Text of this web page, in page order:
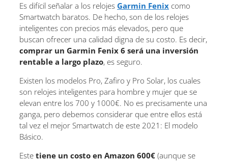
Es difícil señalar a los relojes Garmin Fenix como
Smartwatch baratos. De hecho, son de los relojes
inteligentes con precios más elevados, pero que
buscan ofrecer una calidad digna de su costo. Es decir,
comprar un Garmin Fenix 6 será una inversión
rentable a largo plazo, es seguro.
Existen los modelos Pro, Zafiro y Pro Solar, los cuales
son relojes inteligentes para hombre y mujer que se
elevan entre los 700 y 1000€. No es precisamente una
ganga, pero debemos considerar que entre ellos está
tal vez el mejor Smartwatch de este 2021: El modelo
Básico.
Este tiene un costo en Amazon 600€ (aunque se